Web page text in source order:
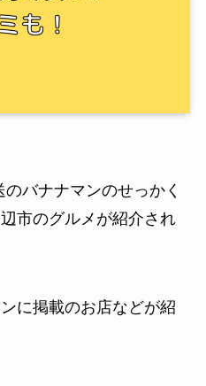
バナナマンのせっかく
市のグルメが紹介され
に掲載のお店などが紹